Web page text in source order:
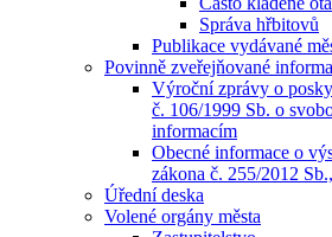
Správa hřbitovů
Publikace vydávané
Povinně zveřejňované
Výroční zprávy o
č. 106/1999 Sb. o
informacím
Obecné informace o
zákona č. 255/2012
Úřední deska
Volené orgány města